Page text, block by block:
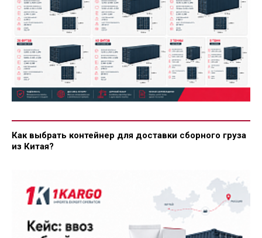
Как выбрать контейнер для доставки сборного груза
из Китая?